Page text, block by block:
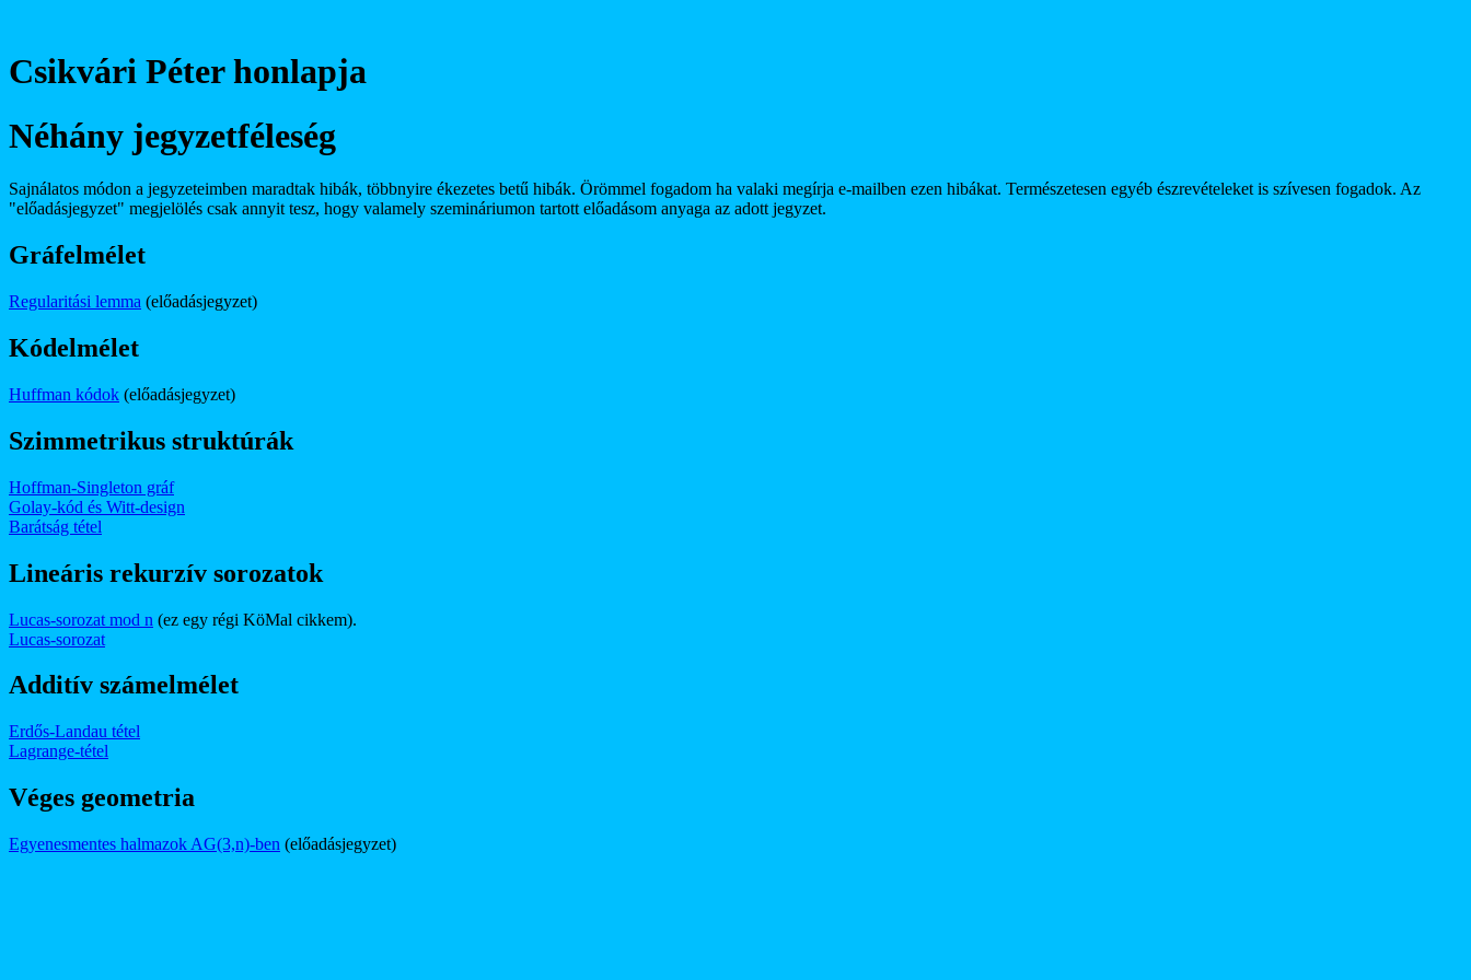
Csikvári Péter honlapja
Néhány jegyzetféleség
Sajnálatos módon a jegyzeteimben maradtak hibák, többnyire ékezetes betű hibák. Örömmel fogadom ha valaki megírja e-mailben ezen hibákat. Természetesen egyéb észrevételeket is szívesen fogadok. Az
"előadásjegyzet" megjelölés csak annyit tesz, hogy valamely szemináriumon tartott előadásom anyaga az adott jegyzet.
Gráfelmélet
Regularitási lemma (előadásjegyzet)
Kódelmélet
Huffman kódok (előadásjegyzet)
Szimmetrikus struktúrák
Hoffman-Singleton gráf
Golay-kód és Witt-design
Barátság tétel
Lineáris rekurzív sorozatok
Lucas-sorozat mod n (ez egy régi KöMal cikkem).
Lucas-sorozat
Additív számelmélet
Erdős-Landau tétel
Lagrange-tétel
Véges geometria
Egyenesmentes halmazok AG(3,n)-ben (előadásjegyzet)